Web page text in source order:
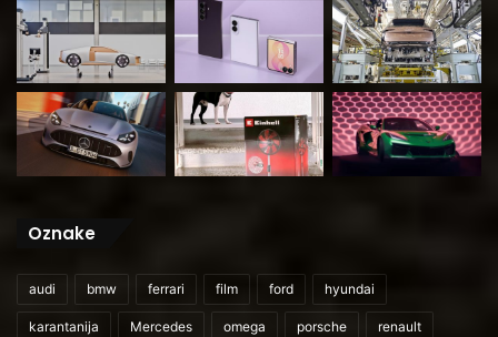
Oznake
audi bmw ferrari film ford hyundai
karantanija Mercedes omega porsche renault